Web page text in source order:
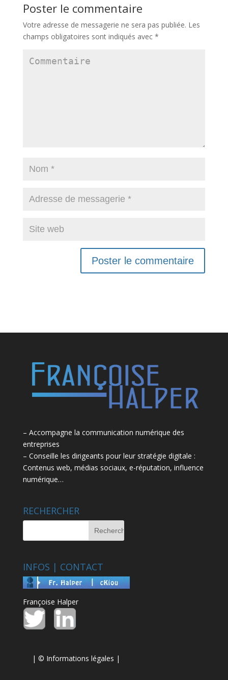
Poster le commentaire
Votre adresse de messagerie ne sera pas publiée. Les
champs obligatoires sont indiqués avec *
– Accompagne la communication numérique des
entreprises
– Conseille les dirigeants pour leur stratégie digitale :
Contenus web, médias sociaux, e-réputation, influence
numérique…
RECHERCHER
INFOS | CONTACT
Françoise Halper
| © Informations légales |